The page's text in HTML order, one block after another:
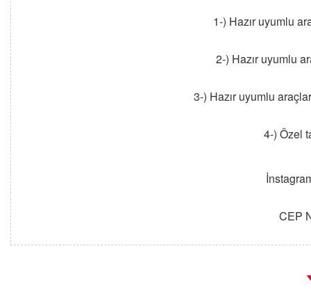
1-) Hazır uyumlu
2-) Hazır uyumlu
3-) Hazır uyumlu
4-) Özel
CEP